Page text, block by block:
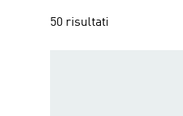
50 risultati